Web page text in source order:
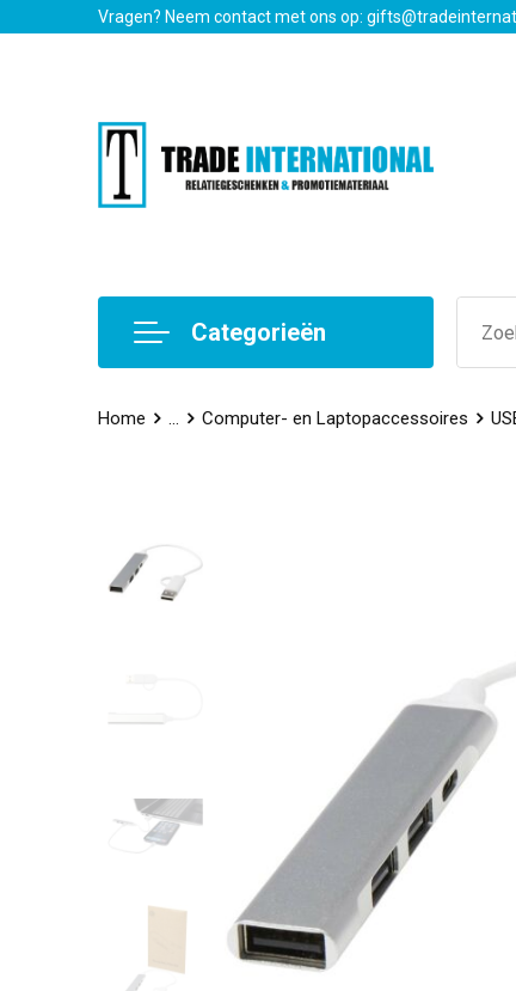
Vragen? Neem contact met ons op:
Categorieën
Home ... Computer- en Laptopaccessoires